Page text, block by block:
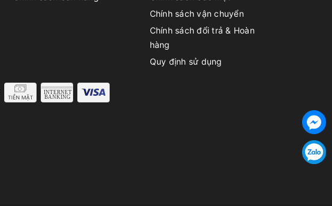
Chính sách vận chuyển
Chính sách đổi trả & Hoàn
hàng
Quy định sử dụng